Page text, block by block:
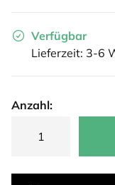
Verfügbar
Lieferzeit: 3-6
Anzahl: